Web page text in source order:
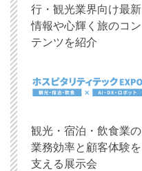
行・観光業界向け最新
情報や心輝く旅のコン
テンツを紹介
観光・宿泊・飲食業の
業務効率と顧客体験を
支える展示会